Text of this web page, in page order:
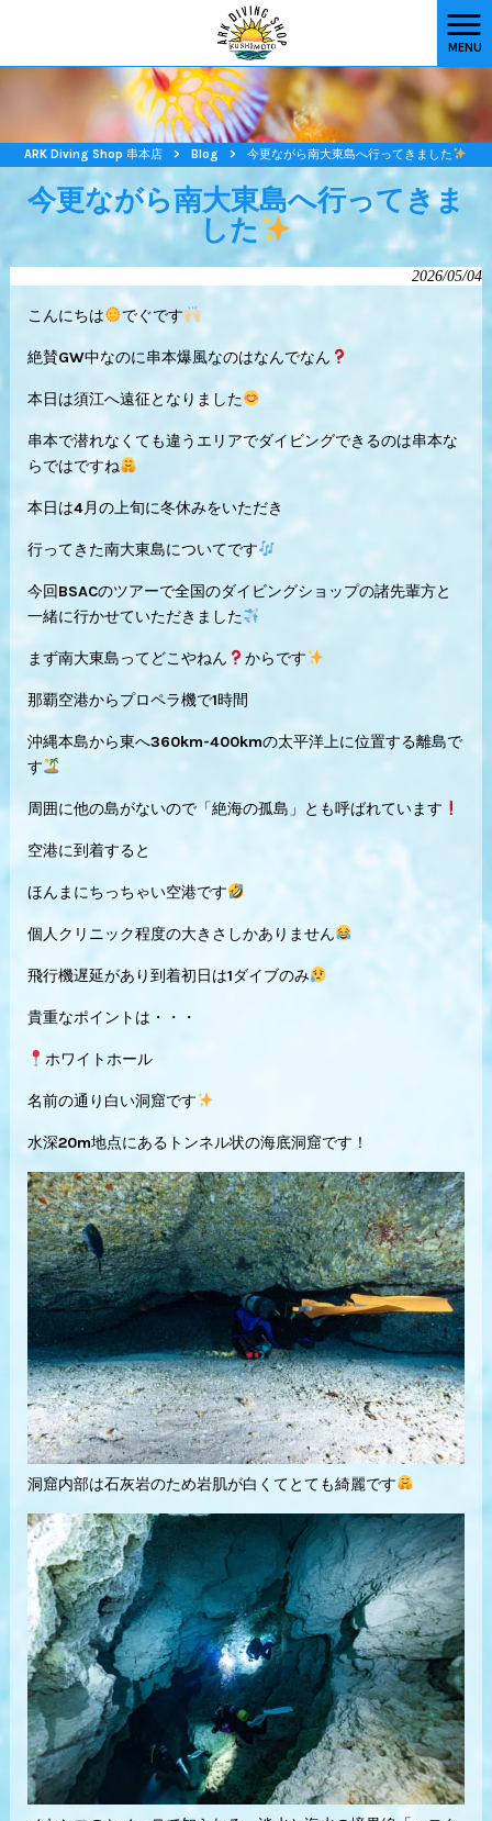
MENU
ARK Diving Shop 串本店 > Blog > 今更ながら南大東島へ行ってきました
今更ながら南大東島へ行ってきま
した
2026/05/04
こんにちは でぐです
絶賛GW中なのに串本爆風なのはなんでなん
本日は須江へ遠征となりました
串本で潜れなくても違うエリアでダイビングできるのは串本な
らではですね
本日は4月の上旬に冬休みをいただき
行ってきた南大東島についてです
今回BSACのツアーで全国のダイビングショップの諸先輩方と
一緒に行かせていただきました
まず南大東島ってどこやねん からです
那覇空港からプロペラ機で1時間
沖縄本島から東へ360km-400kmの太平洋上に位置する離島で
す
周囲に他の島がないので「絶海の孤島」とも呼ばれています
空港に到着すると
ほんまにちっちゃい空港です
個人クリニック程度の大きさしかありません
飛行機遅延があり到着初日は1ダイブのみ
貴重なポイントは・・・
ホワイトホール
名前の通り白い洞窟です
水深20m地点にあるトンネル状の海底洞窟です！
洞窟内部は石灰岩のため岩肌が白くてとても綺麗です